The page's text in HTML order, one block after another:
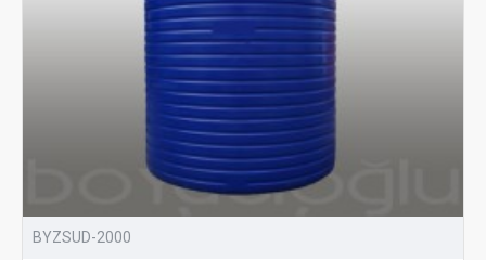
BYZSUD-2000